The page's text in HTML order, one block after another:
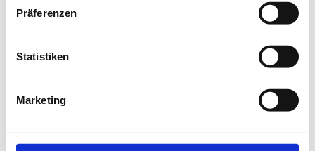
Präferenzen
Statistiken
Marketing